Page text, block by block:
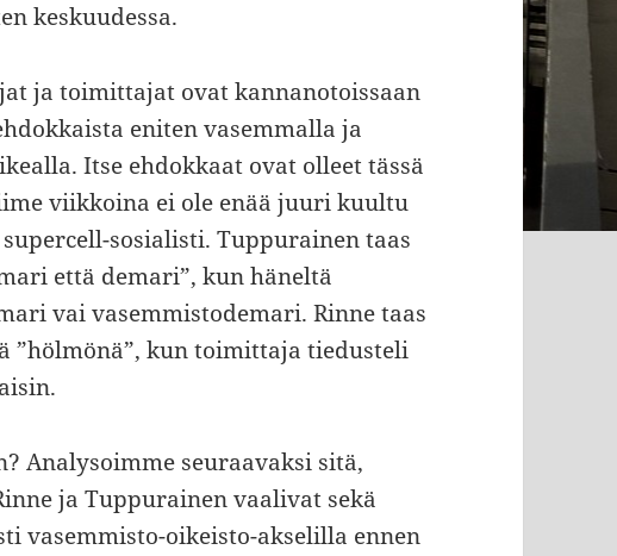
keskuudessa.
ja toimittajat ovat kannanotoissaan
eniten vasemmalla ja
Itse ehdokkaat ovat olleet tässä
viikkoina ei ole enää juuri kuultu
sosialisti. Tuppurainen taas
että demari”, kun häneltä
vai vasemmistodemari. Rinne taas
”hölmönä”, kun toimittaja tiedusteli
Analysoimme seuraavaksi sitä,
ja Tuppurainen vaalivat sekä
vasemmisto-oikeisto-akselilla ennen